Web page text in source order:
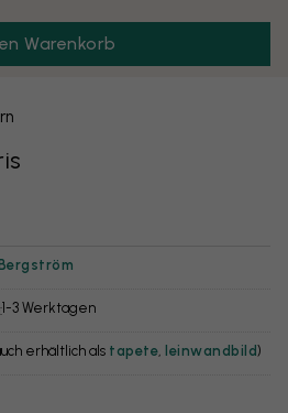
Warenkorb
1-3 Werktagen
erhältlich als tapete leinwandbild)